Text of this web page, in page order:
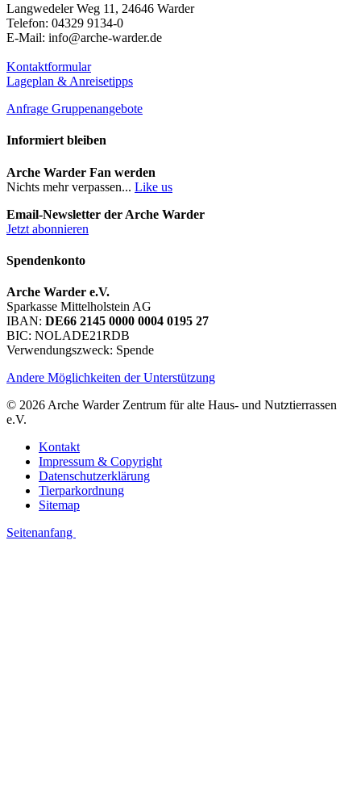
Langwedeler Weg 11, 24646 Warder
Telefon: 04329 9134-0
E-Mail: info@arche-warder.de
Kontaktformular
Lageplan & Anreisetipps
Anfrage Gruppenangebote
Informiert bleiben
Arche Warder Fan werden
Nichts mehr verpassen... Like us
Email-Newsletter der Arche Warder
Jetzt abonnieren
Spendenkonto
Arche Warder e.V.
Sparkasse Mittelholstein AG
IBAN: DE66 2145 0000 0004 0195 27
BIC: NOLADE21RDB
Verwendungszweck: Spende
Andere Möglichkeiten der Unterstützung
© 2026 Arche Warder Zentrum für alte Haus- und Nutztierrassen
e.V.
Kontakt
Impressum & Copyright
Datenschutzerklärung
Tierparkordnung
Sitemap
Seitenanfang